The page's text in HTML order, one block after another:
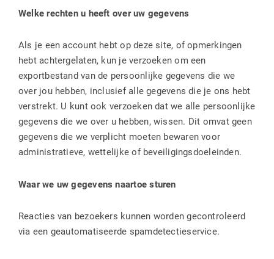
Welke rechten u heeft over uw gegevens
Als je een account hebt op deze site, of opmerkingen
hebt achtergelaten, kun je verzoeken om een ​​
exportbestand van de persoonlijke gegevens die we
over jou hebben, inclusief alle gegevens die je ons hebt
verstrekt. U kunt ook verzoeken dat we alle persoonlijke
gegevens die we over u hebben, wissen. Dit omvat geen
gegevens die we verplicht moeten bewaren voor
administratieve, wettelijke of beveiligingsdoeleinden.
Waar we uw gegevens naartoe sturen
Reacties van bezoekers kunnen worden gecontroleerd
via een geautomatiseerde spamdetectieservice.